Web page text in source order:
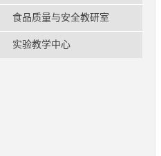
食品质量与安全教研室
实验教学中心